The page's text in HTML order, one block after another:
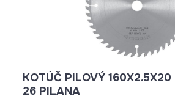
KOTÚČ PILOVÝ
26 PILANA